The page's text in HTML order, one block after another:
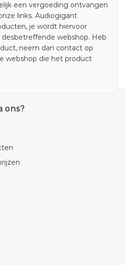
een vergoeding ontvangen
links. Audiogigant
je wordt hiervoor
webshop. Heb
neem dan contact op
webshop die het product
ons?